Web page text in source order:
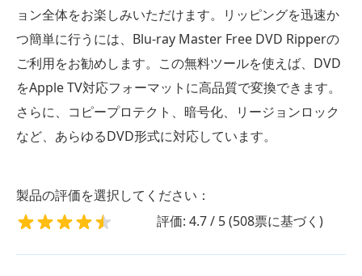
ョン全体をお楽しみいただけます。リッピングを迅速か
つ簡単に行うには、Blu-ray Master Free DVD Ripperの
ご利用をお勧めします。この無料ツールを使えば、DVD
をApple TV対応フォーマットに高品質で変換できます。
さらに、コピープロテクト、暗号化、リージョンロック
など、あらゆるDVD形式に対応しています。
製品の評価を選択してください：
評価: 4.7 / 5 (508票に基づく)